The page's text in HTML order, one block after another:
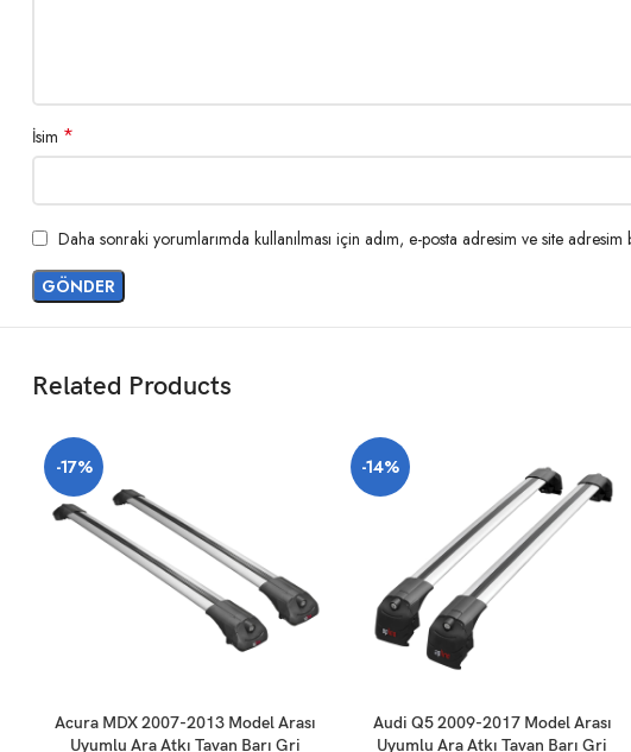
İsim *
Daha sonraki yorumlarımda kullanılması için adım, e-posta adresim ve site adresim
Related Products
-17%
SEPETE EKLE
Acura MDX 2007-2013 Model Arası
Uyumlu Ara Atkı Tavan Barı Gri
-14%
SEPETE EKLE
Audi Q5 2009-2017 Model Arası
Uyumlu Ara Atkı Tavan Barı Gri